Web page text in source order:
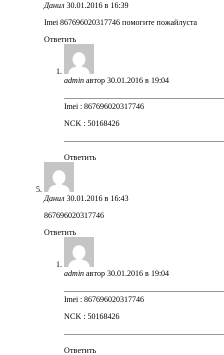
Данил 30.01.2016 в 16:39
Imei 867696020317746 помогите пожайлуста
Ответить
admin автор 30.01.2016 в 19:04
Imei : 867696020317746
NCK : 50168426
Ответить
Данил 30.01.2016 в 16:43
867696020317746
Ответить
admin автор 30.01.2016 в 19:04
Imei : 867696020317746
NCK : 50168426
Ответить